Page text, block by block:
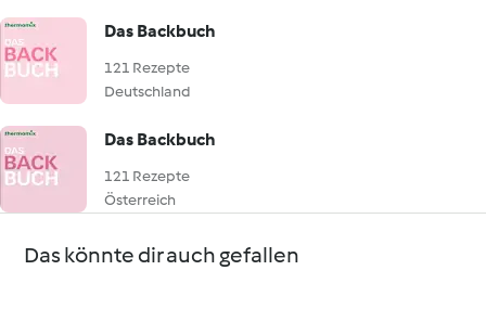
Das Backbuch
121 Rezepte
Deutschland
Das Backbuch
121 Rezepte
Österreich
Das könnte dir auch gefallen